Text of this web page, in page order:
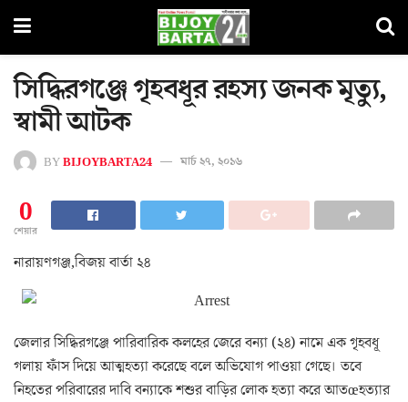
সিদ্ধিরগঞ্জে গৃহবধূর রহস্য জনক মৃত্যু,
স্বামী আটক
BYBIJOYBARTA24 মার্চ ২৭, ২০১৬
0
শেয়ার
নারায়ণগঞ্জ,বিজয় বার্তা ২৪
জেলার সিদ্ধিরগঞ্জে পারিবারিক কলহের জেরে বন্যা (২৪) নামে এক গৃহবধূ
গলায় ফাঁস দিয়ে আত্মহত্যা করেছে বলে অভিযোগ পাওয়া গেছে। তবে
নিহতের পরিবারের দাবি বন্যাকে শশুর বাড়ির লোক হত্যা করে আতœহত্যার